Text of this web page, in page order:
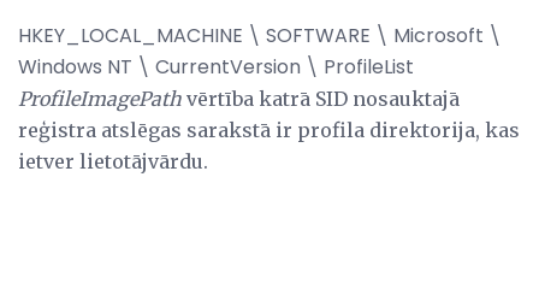
HKEY_LOCAL_MACHINE \ SOFTWARE \ Microsoft \
Windows NT \ CurrentVersion \ ProfileList
ProfileImagePath vērtība katrā SID nosauktajā
reģistra atslēgas sarakstā ir profila direktorija, kas
ietver lietotājvārdu.